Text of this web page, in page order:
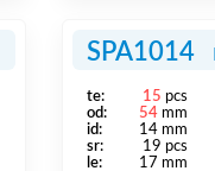
SPA1014
te: 15 pcs
od:
54 mm
id:
14 mm
sr:
19 pcs
le:
17 mm